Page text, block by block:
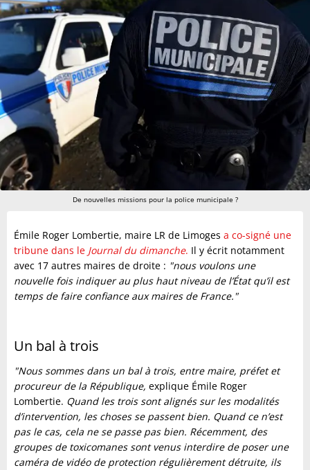
De nouvelles missions pour la police municipale ?
Émile Roger Lombertie, maire LR de Limoges a co-signé une
tribune dans le Journal du dimanche. Il y écrit notamment
avec 17 autres maires de droite : "nous voulons une
nouvelle fois indiquer au plus haut niveau de l’État qu’il est
temps de faire confiance aux maires de France."
Un bal à trois
"Nous sommes dans un bal à trois, entre maire, préfet et
procureur de la République, explique Émile Roger
Lombertie. Quand les trois sont alignés sur les modalités
d’intervention, les choses se passent bien. Quand ce n’est
pas le cas, cela ne se passe pas bien. Récemment, des
groupes de toxicomanes sont venus interdire de poser une
caméra de vidéo de protection régulièrement détruite, ils